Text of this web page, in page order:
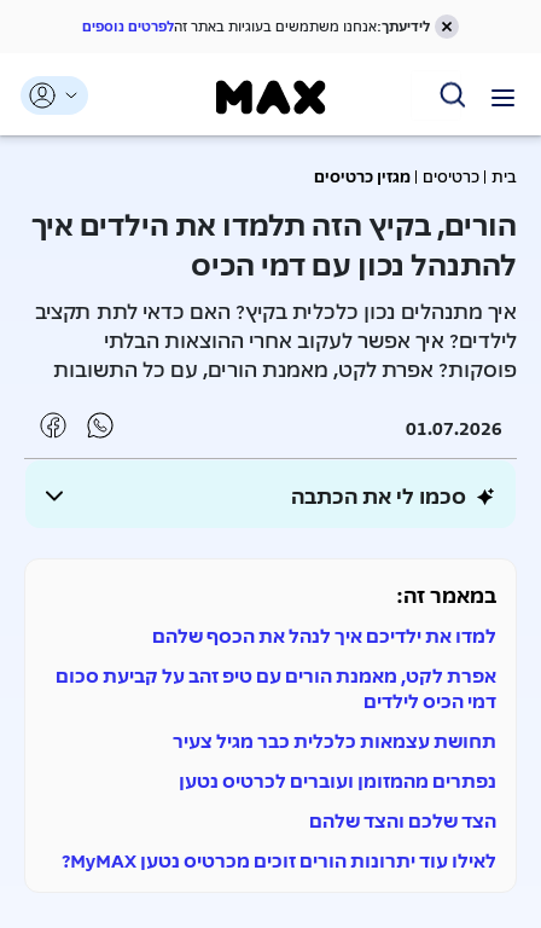
דלג אל תפריט ניווט
דלג אל תוכן ראשי
דלג אל תחתית העמוד
לידיעתך:אנחנו משתמשים בעוגיות באתר זהלפרטים נוספים
בית כרטיסים מגזין כרטיסים
הורים, בקיץ הזה תלמדו את הילדים איך
להתנהל נכון עם דמי הכיס
איך מתנהלים נכון כלכלית בקיץ? האם כדאי לתת תקציב
לילדים? איך אפשר לעקוב אחרי ההוצאות הבלתי
פוסקות? אפרת לקט, מאמנת הורים, עם כל התשובות
01.07.2026
סכמו לי את הכתבה
במאמר זה:
למדו את ילדיכם איך לנהל את הכסף שלהם
אפרת לקט, מאמנת הורים עם טיפ זהב על קביעת סכום
דמי הכיס לילדים
תחושת עצמאות כלכלית כבר מגיל צעיר
נפתרים מהמזומן ועוברים לכרטיס נטען
הצד שלכם והצד שלהם
לאילו עוד יתרונות הורים זוכים מכרטיס נטען MyMAX?